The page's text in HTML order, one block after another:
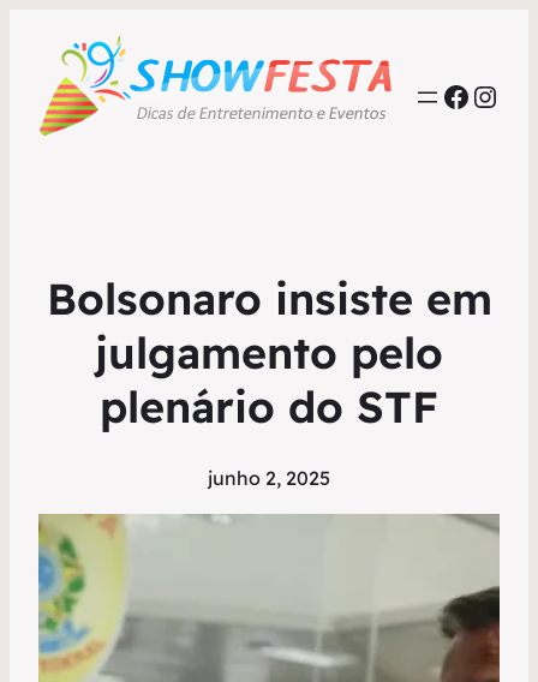
Bolsonaro insiste em
julgamento pelo
plenário do STF
junho 2, 2025